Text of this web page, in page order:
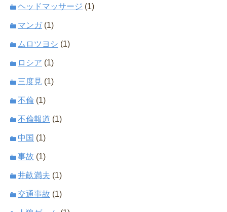
ヘッドマッサージ (1)
マンガ(1)
ムロツヨシ (1)
ロシア (1)
三度見 (1)
不倫 (1)
不倫報道 (1)
中国 (1)
事故 (1)
井畝満夫 (1)
交通事故 (1)